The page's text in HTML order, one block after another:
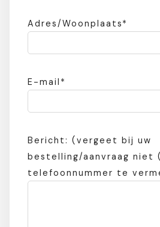
Adres/Woonplaats*
E-mail*
Bericht: (vergeet bij uw
bestelling/aanvraag niet
telefoonnummer te